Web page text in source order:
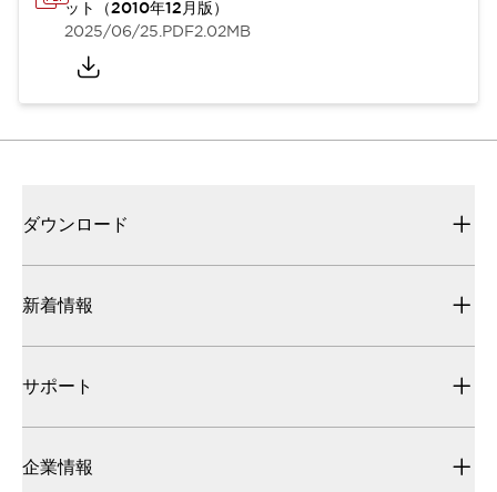
ット（2010年12月版）
2025/06/25.PDF2.02MB
ダウンロード
新着情報
サポート
企業情報